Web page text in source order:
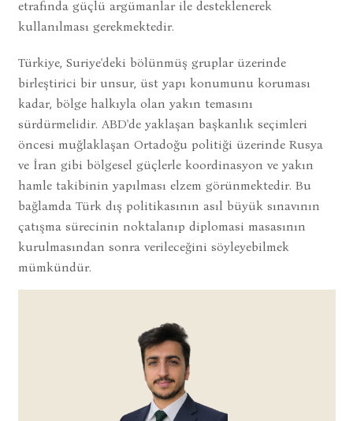
etrafında güçlü argümanlar ile desteklenerek
kullanılması gerekmektedir.
Türkiye, Suriye'deki bölünmüş gruplar üzerinde
birleştirici bir unsur, üst yapı konumunu koruması
kadar, bölge halkıyla olan yakın temasını
sürdürmelidir. ABD'de yaklaşan başkanlık seçimleri
öncesi muğlaklaşan Ortadoğu politiği üzerinde Rusya
ve İran gibi bölgesel güçlerle koordinasyon ve yakın
hamle takibinin yapılması elzem görünmektedir. Bu
bağlamda Türk dış politikasının asıl büyük sınavının
çatışma sürecinin noktalanıp diplomasi masasının
kurulmasından sonra verileceğini söyleyebilmek
mümkündür.